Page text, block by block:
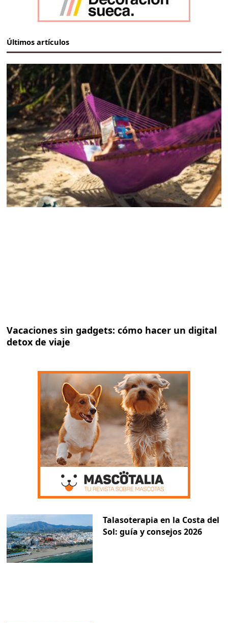
Últimos artículos
Vacaciones sin gadgets: cómo hacer un digital
detox de viaje
Talasoterapia en la Costa del
Sol: guía y consejos 2026